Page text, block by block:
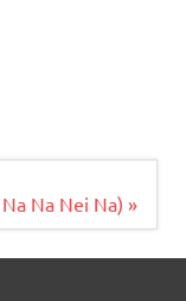
Na Nei Na) »